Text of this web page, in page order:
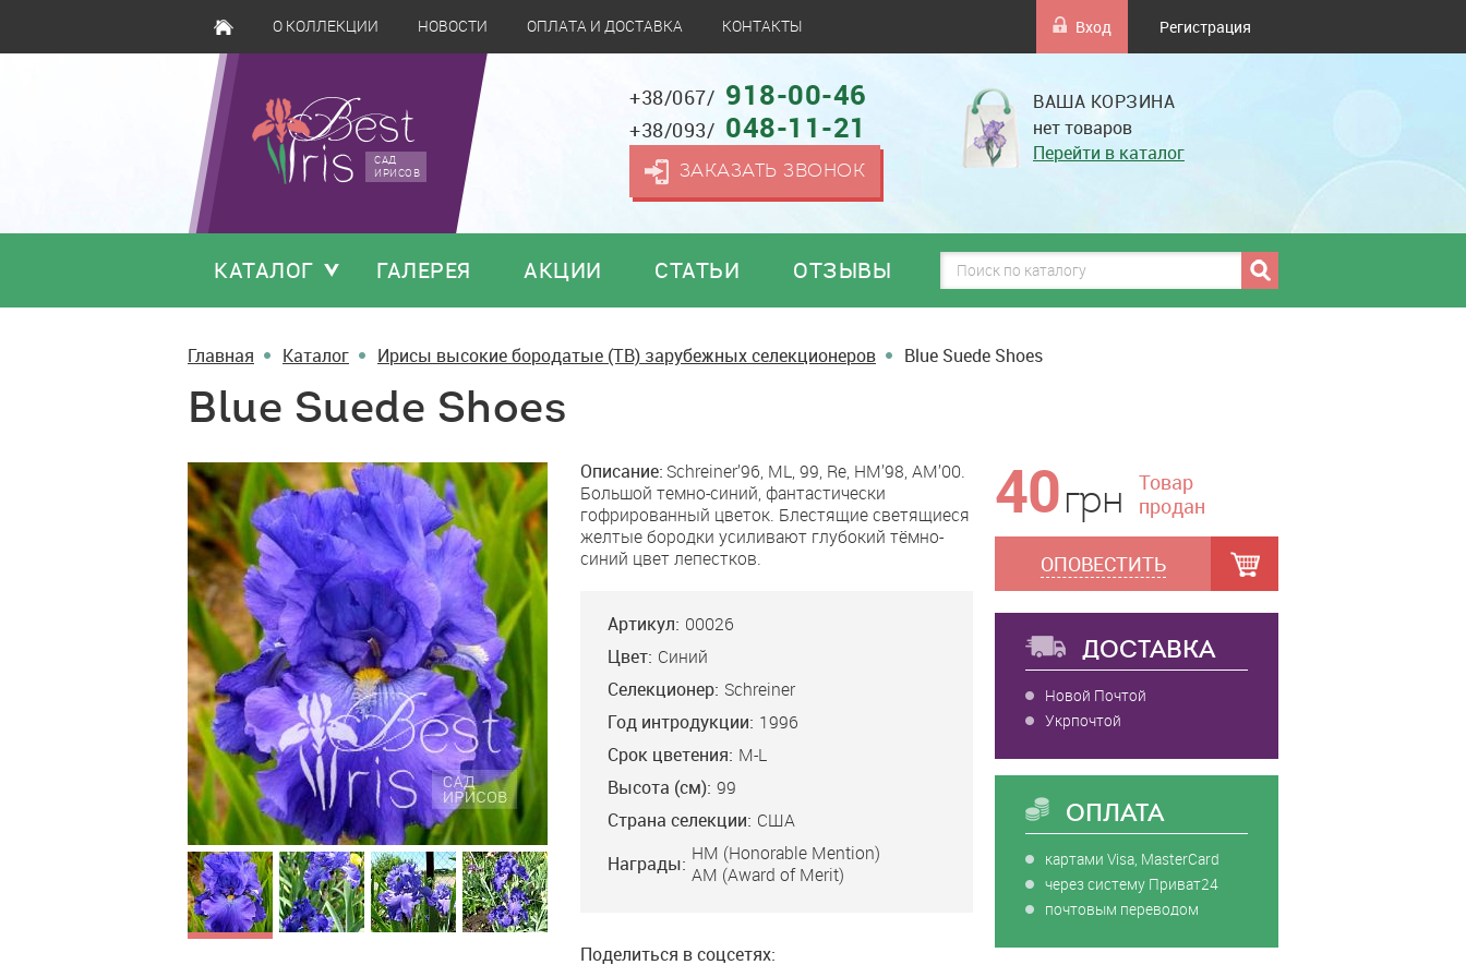
О КОЛЛЕКЦИИ НОВОСТИ ОПЛАТА И ДОСТАВКА КОНТАКТЫ Вход Регистрация
САД
ИРИСОВ
+38/067/ 918-00-46
+38/093/ 048-11-21
ЗАКАЗАТЬ ЗВОНОК
ВАША КОРЗИНА
нет товаров
Перейти в каталог
КАТАЛОГ ГАЛЕРЕЯ АКЦИИ СТАТЬИ ОТЗЫВЫ
Главная Каталог Ирисы высокие бородатые (TB) зарубежных селекционеров Blue Suede Shoes
Blue Suede Shoes
Blue
Suede
Shoes
Описание:Schreiner’96, ML, 99, Re, HM’98, AM’00.
Большой темно-синий, фантастически
гофрированный цветок. Блестящие светящиеся
желтые бородки усиливают глубокий тёмно-
синий цвет лепестков.
Артикул: 00026
Цвет: Синий
Селекционер: Schreiner
Год интродукции: 1996
Срок цветения: M-L
Высота (см): 99
Страна селекции: США
Награды: HM (Honorable Mention)
AM (Award of Merit)
Поделиться в соцсетях:
грн
40грн
Товар
продан
ОПОВЕСТИТЬ
ДОСТАВКА
Новой Почтой
Укрпочтой
ОПЛАТА
картами Visa, MasterCard
через систему Приват24
почтовым переводом
Yaquina Blue
Schreiner’92, M, 94,
HM’94, AM’96, Franklin
Cook Memorial Cup'96,
WM’98, DM’01. Богатый
Indigo Princess
Schreiner’92, ML,
99, HM’94, AM’97.
Перелив различных
оттенков индиго-